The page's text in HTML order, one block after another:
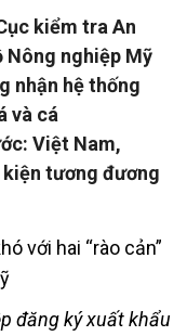
kiểm tra An
Nông nghiệp Mỹ
nhận hệ thống
và cá
Việt Nam,
kiện tương đương
đăng ký xuất khẩu